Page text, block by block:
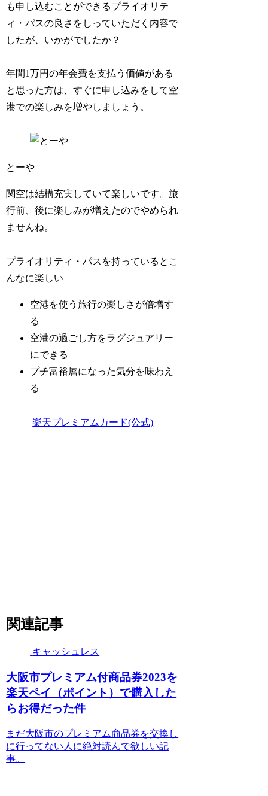
も申し込むことができるプライオリテ
ィ・パスの良さをしっていただく内容で
したが、いかがでしたか？
年間1万円の年会費を支払う価値がある
と思った方は、すぐに申し込みをして空
港での楽しみを増やしましょう。
とーや
関空は結構充実していて楽しいです。旅
行前、後に楽しみが増えたのでやめられ
ませんね。
プライオリティ・パスを持っているとこ
んなに楽しい
空港を使う旅行の楽しさが倍増す
る
空港の過ごし方をラグジュアリー
にできる
プチ富裕層になった気分を味わえ
る
楽天プレミアムカード(公式)
関連記事
キャッシュレス
大阪市プレミアム付商品券2023を
楽天ペイ（ポイント）で購入した
らお得だった件
まだ大阪市のプレミアム商品券を交換し
に行ってない人に絶対読んで欲しい記
事。